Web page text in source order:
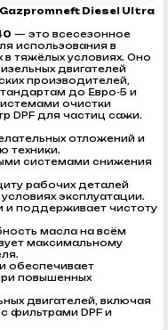
Diesel Ultra
— это всесезонное
использования в
тяжёлых условиях. Оно
двигателей
производителей,
до Евро-5 и
очистки
DPF для частиц сажи.
отложений и
техники.
системами снижения
рабочих деталей
эксплуатации.
и поддерживает чистоту
масла на всём
максимальному
обеспечивает
повышенных
двигателей, включая
фильтрами DPF и